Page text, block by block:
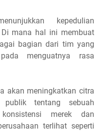
kepedulian
mana hal ini membuat
bagian dari tim yang
menguatnya rasa
akan meningkatkan citra
publik tentang sebuah
merek dan
terlihat seperti